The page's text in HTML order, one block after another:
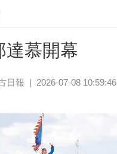
達慕開幕
日報 | 2026-07-08 10:59:46